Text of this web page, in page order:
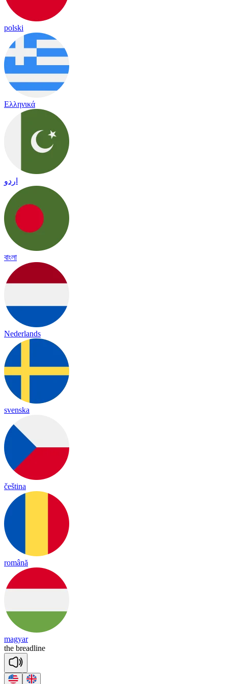
polski
Ελληνικά
اردو
বাংলা
Nederlands
svenska
čeština
română
magyar
the breadline